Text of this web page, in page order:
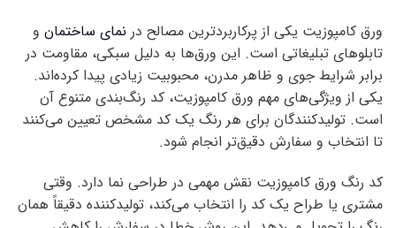
ورق کامپوزیت یکی از پرکاربردترین مصالح در نمای ساختمان و
تابلوهای تبلیغاتی است. این ورق‌ها به دلیل سبکی، مقاومت در
برابر شرایط جوی و ظاهر مدرن، محبوبیت زیادی پیدا کرده‌اند.
یکی از ویژگی‌های مهم ورق کامپوزیت، کد رنگ‌بندی متنوع آن
است. تولیدکنندگان برای هر رنگ یک کد مشخص تعیین می‌کنند
تا انتخاب و سفارش دقیق‌تر انجام شود.
کد رنگ ورق کامپوزیت نقش مهمی در طراحی نما دارد. وقتی
مشتری یا طراح یک کد را انتخاب می‌کند، تولیدکننده دقیقاً همان